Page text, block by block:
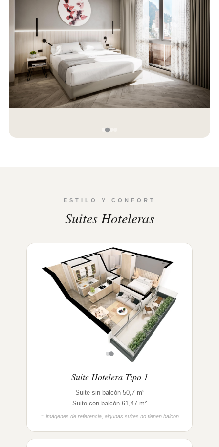
ESTILO Y CONFORT
Suites Hoteleras
Suite Hotelera Tipo 1
Suite sin balcón 50,7 m²
Suite con balcón 61,47 m²
** imágenes de referencia, algunas suites no tienen balcón